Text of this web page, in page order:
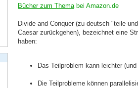
Bücher zum Themabei Amazon.de
Divide and Conquer (zu deutsch "teile
Caesar zurückgehen), bezeichnet eine
haben:
Das Teilproblem kann leichter
Die Teilprobleme können